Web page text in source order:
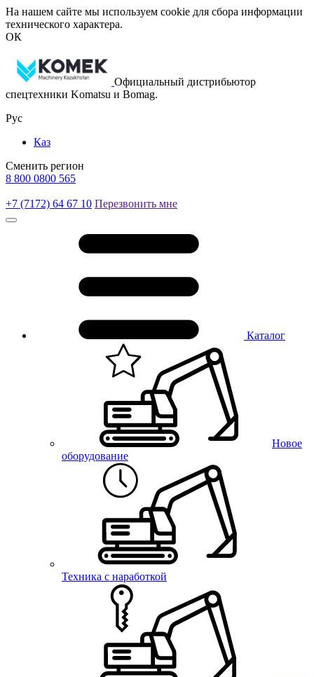
На нашем сайте мы используем cookie для сбора информации
технического характера.
ОК
Официальный дистрибьютор
спецтехники Komatsu и Bomag.
Рус
Каз
Сменить регион
8 800 0800 565
+7 (7172) 64 67 10 Перезвонить мне
Каталог
Новое
оборудование
Техника с наработкой